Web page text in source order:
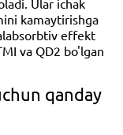
Ular ichak
kamaytirishga
effekt
va QD2 bo'lgan
qanday